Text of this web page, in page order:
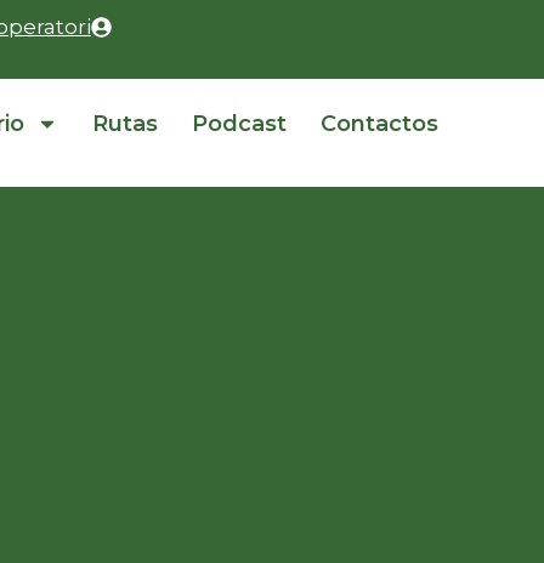
Rutas Podcast Contactos